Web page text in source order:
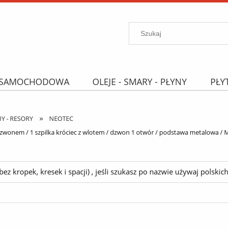
OLEJE - SMARY - PŁYNY
- RESORY » NEOTEC
/ 1 szpilka króciec z wlotem / dzwon 1 otwór / podstawa metalowa /
kropek, kresek i spacji) , jeśli szukasz po nazwie używaj